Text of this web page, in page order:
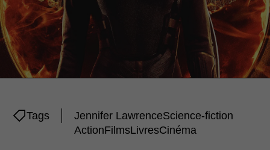
Tags Jennifer LawrenceScience-fiction
ActionFilmsLivresCinéma